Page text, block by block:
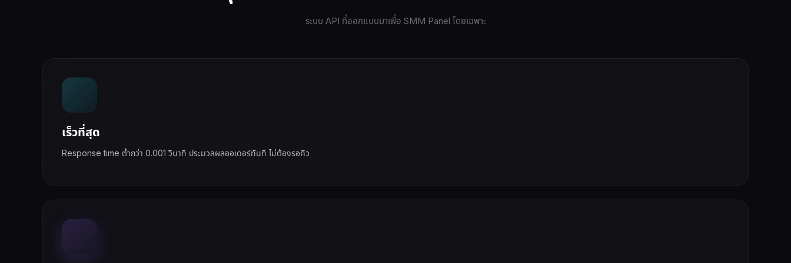
ระบบ API ที่ออกแบบมาเพื่อ SMM Panel โดยเฉพาะ
เร็วที่สุด
Response time ต่ำกว่า 0.001 วินาที ประมวลผลออเดอร์ทันที ไม่ต้องรอคิว